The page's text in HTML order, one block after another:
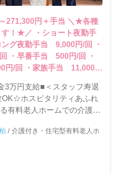
271,300円＋手当 ＼★各種
！★／ ・ショート夜勤手
グ夜勤手当 9,000円/回 ・
・早番手当 500円/回 ・
円/回 ・家族手当 11,000円
基本給
円 ・資格手当 5,000円～
10,000円 ・食事手当
円～20,000円 ・処遇
し）
3万円支給■＜スタッフ寿退
ホスピタリティあふれ
有料老人ホームでの介護士
/ 介護付き・住宅型有料老人ホ